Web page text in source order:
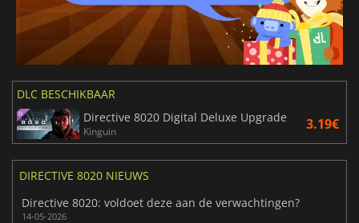
DLC BESCHIKBAAR
Directive 8020 Digital Deluxe Upgrade
Kinguin 3.19€
DIRECTIVE 8020 NIEUWS
Directive 8020: voldoet deze aan de verwachtingen?
14-05-2026